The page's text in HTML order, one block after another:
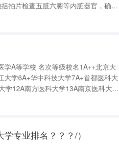
拍片检查五脏六腑等内脏器官，确保
A等学校 名次等级校名1A++北京大
学6A+华中科技大学7A+首都医科大
学12A南方医科大学13A南京医科大学
华西药学院和中国药科大哪个好
专业排名？？？/）